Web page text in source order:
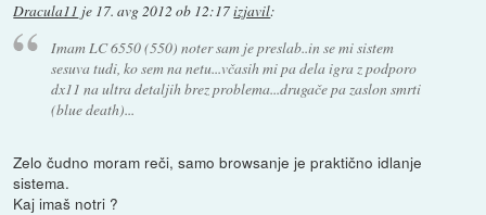
Dracula11 je 17. avg 2012 ob 12:17izjavil:
Imam LC 6550 (550) noter sam je preslab..in se mi sistem
sesuva tudi, ko sem na netu...včasih mi pa dela igra z podporo
dx11 na ultra detaljih brez problema...drugače pa zaslon smrti
(blue death)...
Zelo čudno moram reči, samo browsanje je praktično idlanje
sistema.
Kaj imaš notri ?